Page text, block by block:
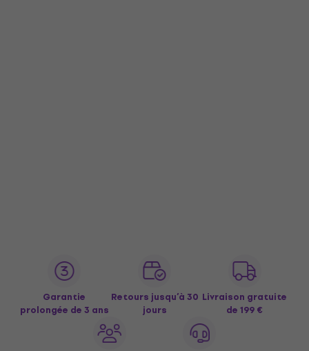
Garantie
prolongée de 3 ans
Retours jusqu’à 30
jours
Livraison gratuite
de 199 €